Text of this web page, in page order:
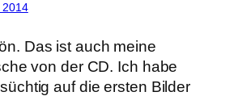
2014
Das ist auch meine
von der CD. Ich habe
auf die ersten Bilder